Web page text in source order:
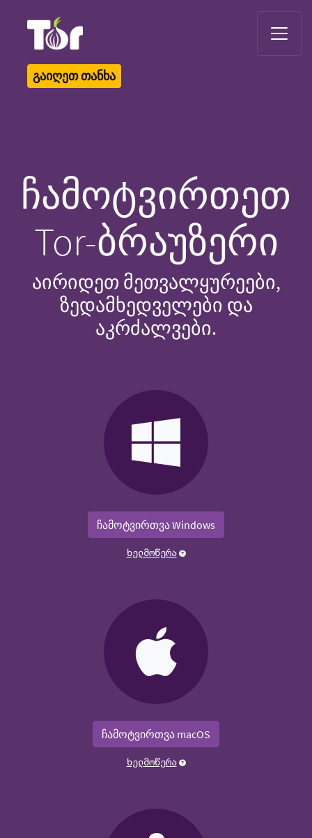
გაიღეთ თანხა
ჩამოტვირთეთ
Tor-ბრაუზერი
აირიდეთ მეთვალყურეები,
ზედამხედველები და
აკრძალვები.
ჩამოტვირთვა Windows
ხელმოწერა
ჩამოტვირთვა macOS
ხელმოწერა